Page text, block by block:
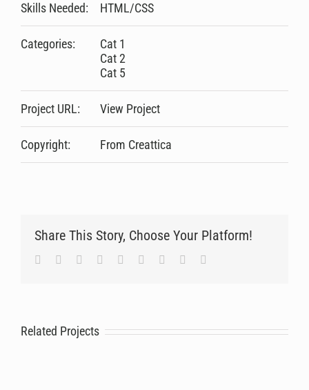
Skills Needed: HTML/CSS
Categories:
Cat 1
Cat 2
Cat 5
Project URL: View Project
Copyright: From Creattica
Share This Story, Choose Your Platform!
Facebook
TwitterLinkedin
Reddit TumblrGoogle+Pinterest
Related Projects